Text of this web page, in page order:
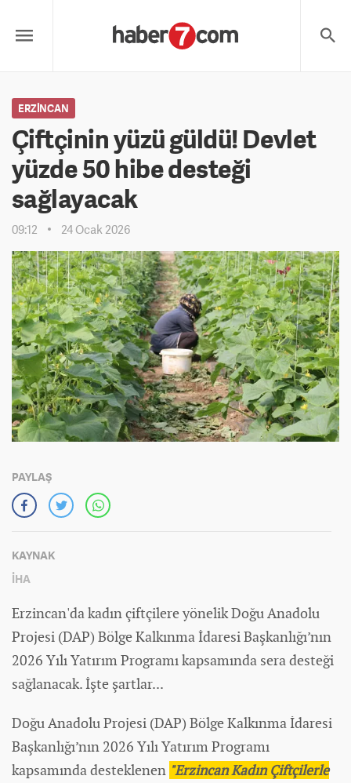
ERZINCAN
Çiftçinin yüzü güldü! Devlet
yüzde 50 hibe desteği
sağlayacak
09:12 24 Ocak 2026
PAYLAŞ
KAYNAK
İHA
Erzincan'da kadın çiftçilere yönelik Doğu Anadolu
Projesi (DAP) Bölge Kalkınma İdaresi Başkanlığı’nın
2026 Yılı Yatırım Programı kapsamında ​sera desteği
sağlanacak. İşte şartlar...
Doğu Anadolu Projesi (DAP) Bölge Kalkınma İdaresi
Başkanlığı’nın 2026 Yılı Yatırım Programı
kapsamında desteklenen "ErzincanKadınÇiftçilerle